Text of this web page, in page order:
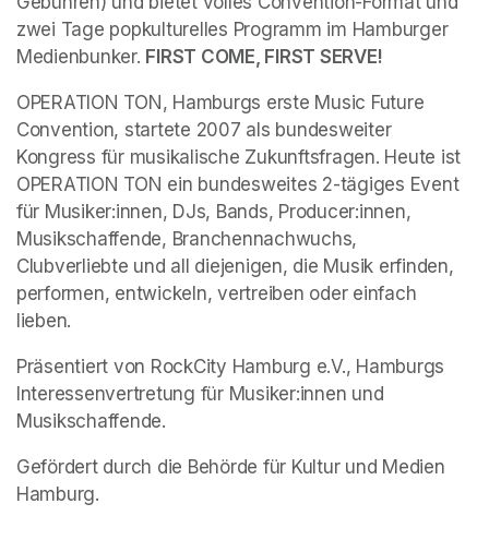
zwei Tage popkulturelles Programm im Hamburger
Medienbunker. FIRST COME, FIRST SERVE!
OPERATION TON, Hamburgs erste Music Future
Convention, startete 2007 als bundesweiter
Kongress für musikalische Zukunftsfragen. Heute ist
OPERATION TON ein bundesweites 2-tägiges Event
für Musiker:innen, DJs, Bands, Producer:innen,
Musikschaffende, Branchennachwuchs,
Clubverliebte und all diejenigen, die Musik erfinden,
performen, entwickeln, vertreiben oder einfach
lieben.
Präsentiert von RockCity Hamburg e.V., Hamburgs
Interessenvertretung für Musiker:innen und
Musikschaffende.
Gefördert durch die Behörde für Kultur und Medien
Hamburg.